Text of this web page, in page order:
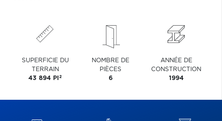
SUPERFICIE DU
TERRAIN
43 894 PI 2
NOMBRE DE
PIÈCES
6
ANNÉE DE
CONSTRUCTION
1994